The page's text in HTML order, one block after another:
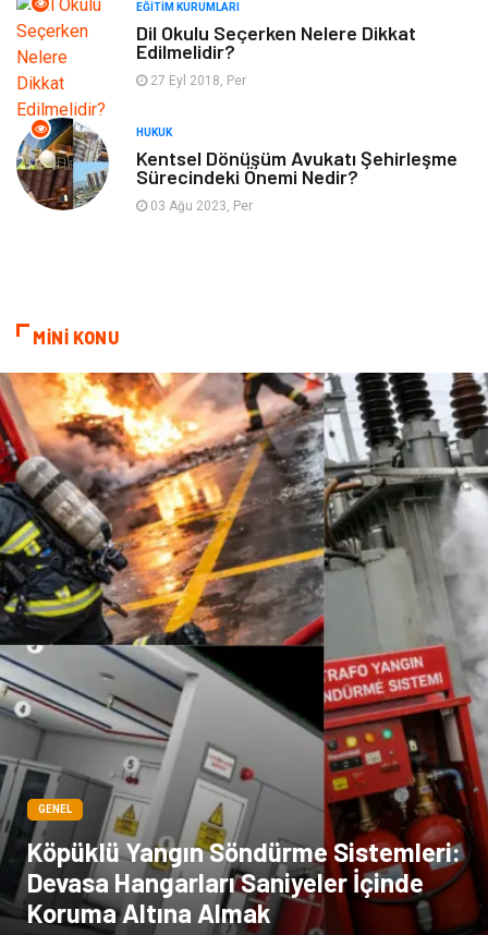
Plastik
Tekstil
Hizmet
İnternet Ambalaj
Kültür
Pazarlama Kiralama Servisleri
Basın Yayın Bilişim
Dernekler ve Birlikler Periyodik Kontrol
Moda İthalat İhracat
Alüminyum Tarım & Hayvancılık
EĞITIM KURUMLARI
Dil Okulu Seçerken Nelere Dikkat
Edilmelidir?
27 Eyl 2018, Per
HUKUK
Kentsel Dönüşüm Avukatı Şehirleşme
Sürecindeki Önemi Nedir?
03 Ağu 2023, Per
MİNİ KONU
GENEL
Köpüklü Yangın Söndürme Sistemleri:
Devasa Hangarları Saniyeler İçinde
Koruma Altına Almak